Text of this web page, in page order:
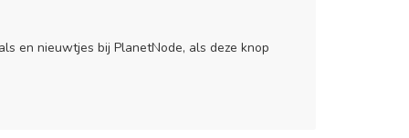
en nieuwtjes bij PlanetNode, als deze knop